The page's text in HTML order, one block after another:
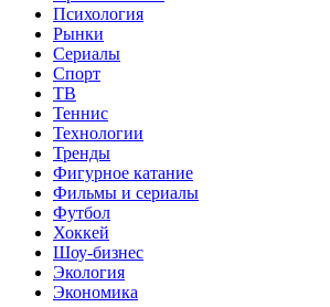
Психология
Рынки
Сериалы
Спорт
ТВ
Теннис
Технологии
Тренды
Фигурное катание
Фильмы и сериалы
Футбол
Хоккей
Шоу-бизнес
Экология
Экономика